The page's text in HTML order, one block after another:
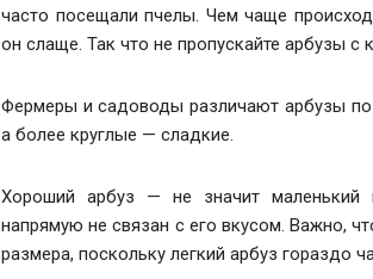
часто посещали пчелы. Чем чаще
он слаще. Так что не пропускайте арбузы
Фермеры и садоводы различают арбузы
а более круглые — сладкие.
Хороший арбуз — не значит
напрямую не связан с его вкусом. Важно,
размера, поскольку легкий арбуз гораздо